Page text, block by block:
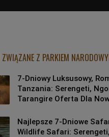
Z PARKIEM
7-Dniowy Luksusowy,
Tanzania: Serengeti,
Tarangire Oferta Dla
Najlepsze 7-Dniowe
Wildlife Safari: